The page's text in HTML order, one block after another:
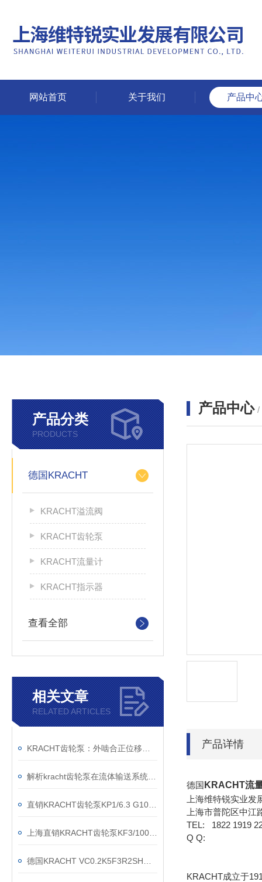
网站首页 关于我们 产品中
产品分类
PRODUCTS
德国KRACHT
KRACHT溢流阀
KRACHT齿轮泵
KRACHT流量计
KRACHT指示器
查看全部
相关文章
RELATED ARTICLES
产品中心 /
产品详情
德国 KRACHT流
上海维特锐实业发
上海市普陀区中江
TEL: 1822 1919
Q Q:
KRACHT成立于